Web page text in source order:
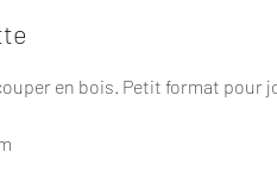
en bois. Petit format pour